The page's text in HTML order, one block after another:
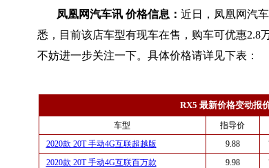
凤凰网汽车讯 价格信息： 近日，凤凰网汽
悉，目前该店车型有现车在售，购车可优惠2.8
不妨进一步关注一下。具体价格请详见下表：
RX5 最新价格变动报
车型 指导价
2020款 20T 手动4G互联超越版
9.88
2020款 20T 手动4G互联百万款
9.98